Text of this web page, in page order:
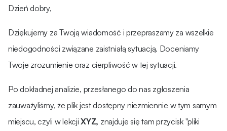
Dzień dobry,
Dziękujemy za Twoją wiadomość i przepraszamy za wszelkie
niedogodności związane zaistniałą sytuacją. Doceniamy
Twoje zrozumienie oraz cierpliwość w tej sytuacji.
Po dokładnej analizie, przesłanego do nas zgłoszenia
zauważyliśmy, że plik jest dostępny niezmiennie w tym samym
miejscu, czyli w lekcjiXYZ, znajduje się tam przycisk "pliki